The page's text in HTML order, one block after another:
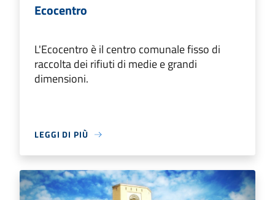
Ecocentro
L'Ecocentro è il centro comunale fisso di
raccolta dei rifiuti di medie e grandi
dimensioni.
LEGGI DI PIÙ